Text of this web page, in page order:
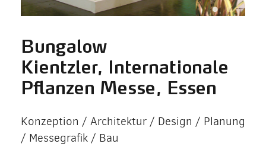
Bungalow
Kientzler, Internationale
Pflanzen Messe, Essen
Konzeption / Architektur / Design / Planung
/ Messegrafik / Bau